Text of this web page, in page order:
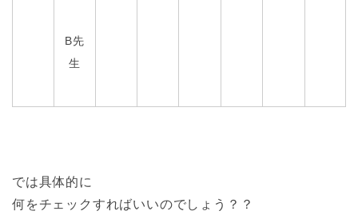
B先
生
では具体的に
何をチェックすればいいのでしょう？？